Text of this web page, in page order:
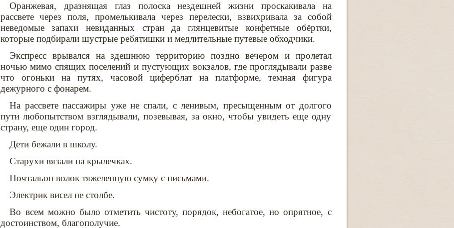
Оранжевая, дразнящая глаз полоска нездешней жизни проскакивала на
рассвете через поля, промелькивала через перелески, взвихривала за собой
неведомые запахи невиданных стран да глянцевитые конфетные обёртки,
которые подбирали шустрые ребятишки и медлительные путевые обходчики.
Экспресс врывался на здешнюю территорию поздно вечером и пролетал
ночью мимо спящих поселений и пустующих вокзалов, где проглядывали разве
что огоньки на путях, часовой циферблат на платформе, темная фигура
дежурного с фонарем.
На рассвете пассажиры уже не спали, с ленивым, пресыщенным от долгого
пути любопытством взглядывали, позевывая, за окно, чтобы увидеть еще одну
страну, еще один город.
Дети бежали в школу.
Старухи вязали на крылечках.
Почтальон волок тяжеленную сумку с письмами.
Электрик висел не столбе.
Во всем можно было отметить чистоту, порядок, небогатое, но опрятное, с
достоинством, благополучие.